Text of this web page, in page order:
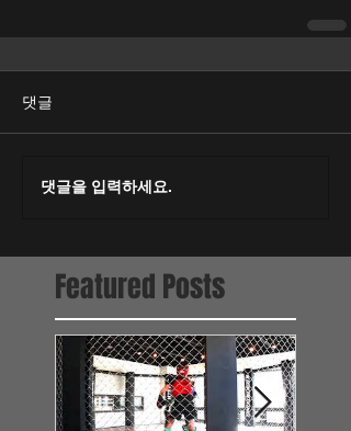
댓글
댓글을 입력하세요.
Featured Posts